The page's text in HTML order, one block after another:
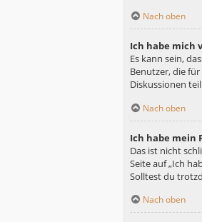
Nach oben
Ich habe mich
Es kann sein,
Benutzer, die
Diskussionen
Nach oben
Ich habe mein
Das ist nicht
Seite auf „Ich
Solltest du
Nach oben